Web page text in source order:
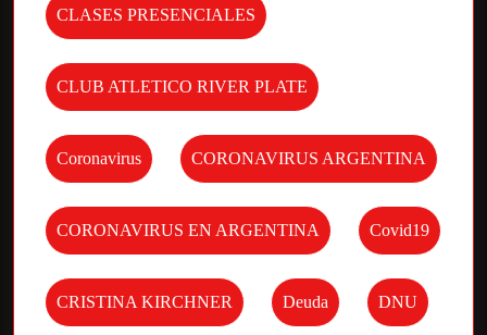
CLASES PRESENCIALES
CLUB ATLETICO RIVER PLATE
Coronavirus CORONAVIRUS ARGENTINA
CORONAVIRUS EN ARGENTINA Covid19
CRISTINA KIRCHNER Deuda DNU